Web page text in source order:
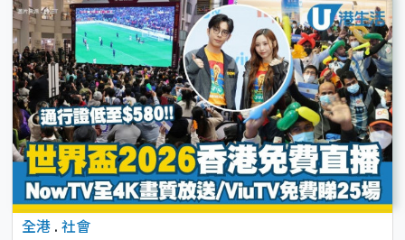
全港 . 社會